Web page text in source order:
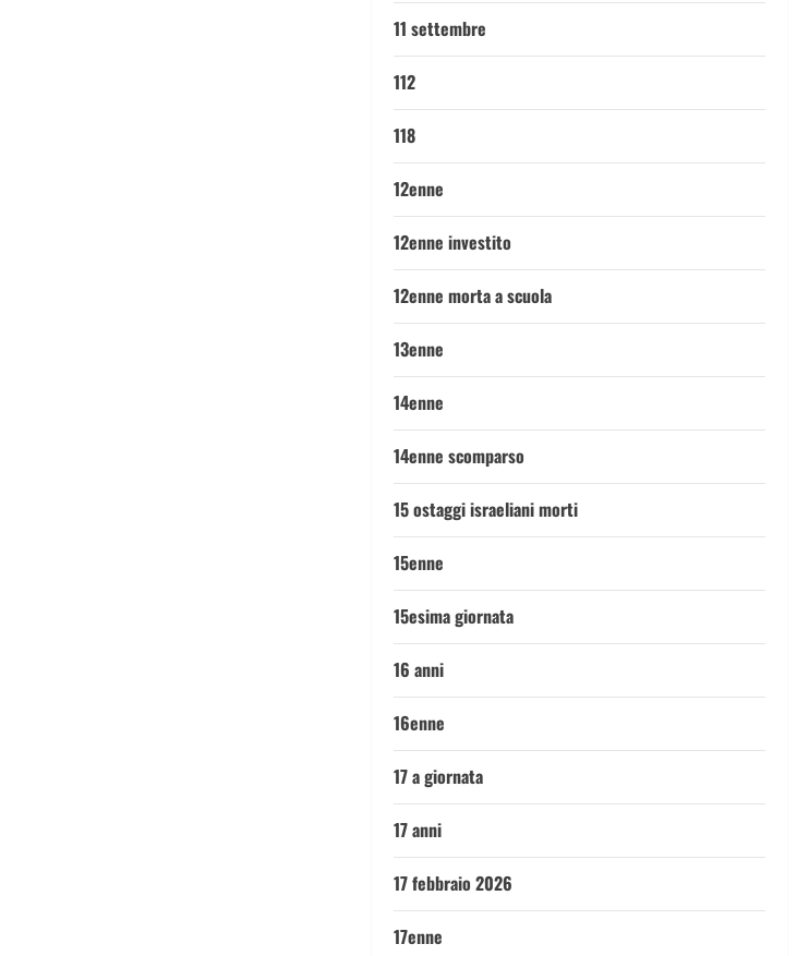
11 settembre
112
118
12enne
12enne investito
12enne morta a scuola
13enne
14enne
14enne scomparso
15 ostaggi israeliani morti
15enne
15esima giornata
16 anni
16enne
17 a giornata
17 anni
17 febbraio 2026
17enne